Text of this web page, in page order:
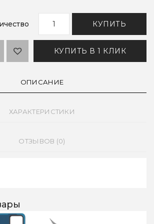
КУПИТЬ
КУПИТЬ В 1 КЛИК
ОПИСАНИЕ
ХАРАКТЕРИСТИКИ
ОТЗЫВОВ (0)